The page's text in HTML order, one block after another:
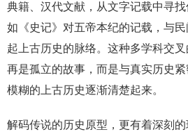
典籍、汉代文献，从文字记载中寻
如《史记》对五帝本纪的记载，与
起上古历史的脉络。这种多学科交
再是孤立的故事，而是与真实历史
模糊的上古历史逐渐清楚起来。
解码传说的历史原型，更有着深刻